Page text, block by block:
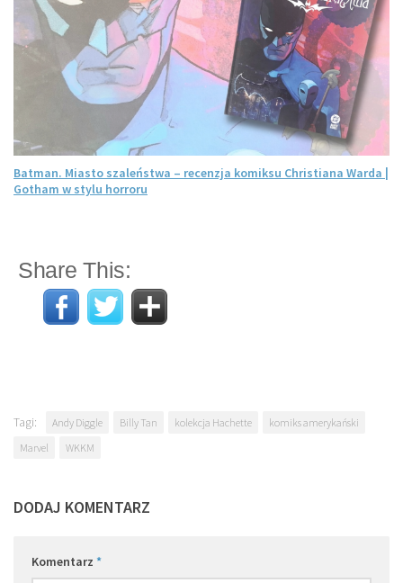
Batman. Miasto szaleństwa – recenzja komiksu Christiana Warda |
Gotham w stylu horroru
Share This:
Tagi: Andy Diggle Billy Tan kolekcja Hachette
komiks amerykański
Marvel
WKKM
DODAJ KOMENTARZ
Komentarz *